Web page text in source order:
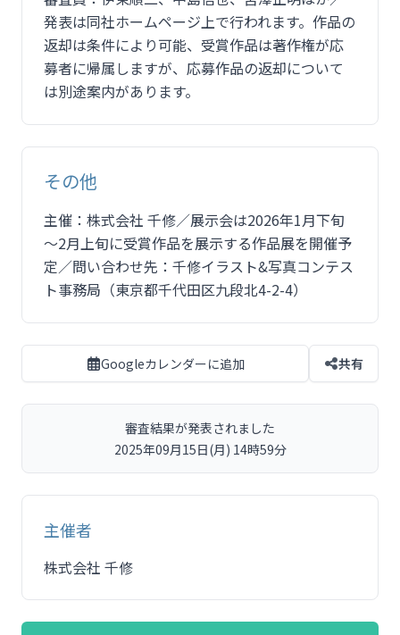
発表は同社ホームページ上で行われます。作品の
返却は条件により可能、受賞作品は著作権が応
募者に帰属しますが、応募作品の返却について
は別途案内があります。
その他
主催：株式会社 千修／展示会は2026年1月下旬
～2月上旬に受賞作品を展示する作品展を開催予
定／問い合わせ先：千修イラスト&写真コンテス
ト事務局（東京都千代田区九段北4-2-4）
Googleカレンダーに追加 共有
審査結果が発表されました
2025年09月15日(月) 14時59分
主催者
株式会社 千修